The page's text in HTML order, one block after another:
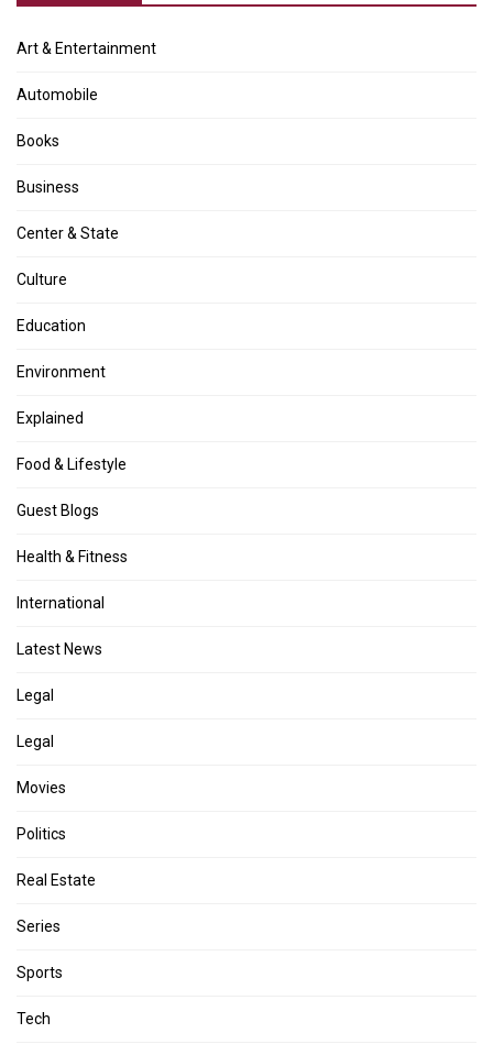
Art & Entertainment
Automobile
Books
Business
Center & State
Culture
Education
Environment
Explained
Food & Lifestyle
Guest Blogs
Health & Fitness
International
Latest News
Legal
Legal
Movies
Politics
Real Estate
Series
Sports
Tech